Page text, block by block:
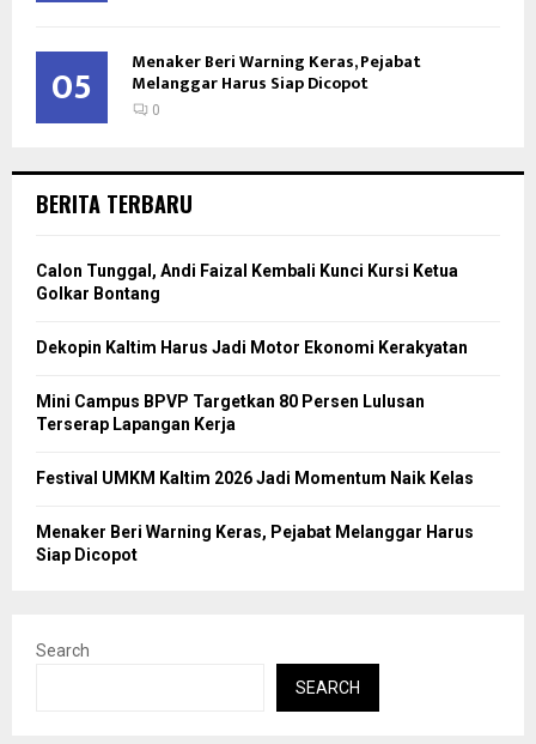
05 Menaker Beri Warning Keras, Pejabat
Melanggar Harus Siap Dicopot
0
BERITA TERBARU
Calon Tunggal, Andi Faizal Kembali Kunci Kursi Ketua
Golkar Bontang
Dekopin Kaltim Harus Jadi Motor Ekonomi Kerakyatan
Mini Campus BPVP Targetkan 80 Persen Lulusan
Terserap Lapangan Kerja
Festival UMKM Kaltim 2026 Jadi Momentum Naik Kelas
Menaker Beri Warning Keras, Pejabat Melanggar Harus
Siap Dicopot
Search
SEARCH